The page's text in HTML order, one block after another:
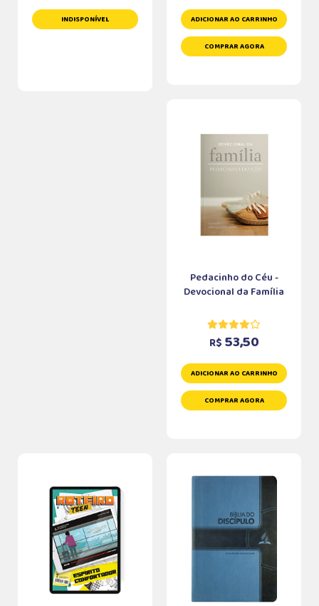
INDISPONÍVEL ADICIONAR AO CARRINHO
COMPRAR AGORA
Pedacinho do Céu -
Devocional da Família
R$ 53,50
ADICIONAR AO CARRINHO
COMPRAR AGORA